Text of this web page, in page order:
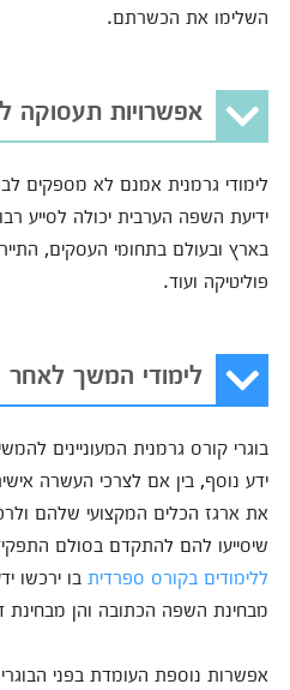
השלימו את הכשרתם.
אפשרויות תעסוקה
לימודי גרמנית אמנם לא מספקים
ידיעת השפה הערבית יכולה לסייע
בארץ ובעולם בתחומי העסקים,
פוליטיקה ועוד.
לימודי המשך לאחר
בוגרי קורס גרמנית המעוניינים
ידע נוסף, בין אם לצרכי העשרה
את ארגז הכלים המקצועי שלהם
שיסייעו להם להתקדם בסולם
ללימודים בקורס ספרדיתבו ירכשו
מבחינת השפה הכתובה והן מבחינת
אפשרות נוספת העומדת בפני